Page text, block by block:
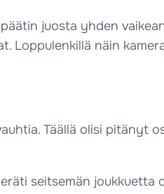
juosta yhden
Loppulenkillä näin
Täällä olisi pitänyt
seitsemän joukkuetta